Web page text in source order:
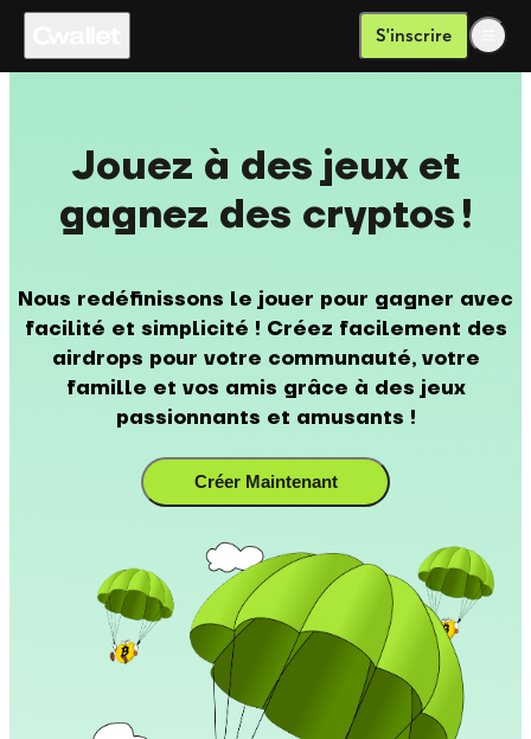
S'inscrire
Jouez à des jeux et
gagnez des cryptos !
Nous redéfinissons le jouer pour gagner avec
facilité et simplicité ! Créez facilement des
airdrops pour votre communauté, votre
famille et vos amis grâce à des jeux
passionnants et amusants !
Créer Maintenant